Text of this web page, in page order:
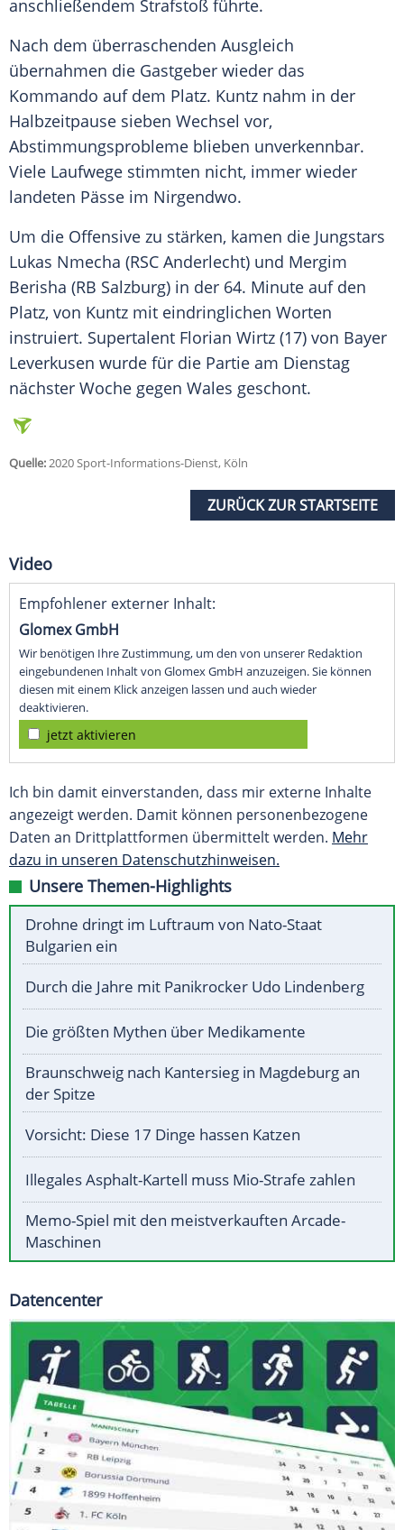
anschließendem Strafstoß führte.
Nach dem überraschenden Ausgleich
übernahmen die Gastgeber wieder das
Kommando auf dem Platz. Kuntz nahm in der
Halbzeitpause sieben Wechsel vor,
Abstimmungsprobleme blieben unverkennbar.
Viele Laufwege stimmten nicht, immer wieder
landeten Pässe im Nirgendwo.
Um die Offensive zu stärken, kamen die Jungstars
Lukas Nmecha (RSC Anderlecht) und Mergim
Berisha (RB Salzburg) in der 64. Minute auf den
Platz, von Kuntz mit eindringlichen Worten
instruiert. Supertalent Florian Wirtz (17) von Bayer
Leverkusen wurde für die Partie am Dienstag
nächster Woche gegen Wales geschont.
Quelle:2020 Sport-Informations-Dienst, Köln
ZURÜCK ZUR STARTSEITE
Video
Empfohlener externer Inhalt:
Glomex GmbH
Wir benötigen Ihre Zustimmung, um den von unserer Redaktion
eingebundenen Inhalt von Glomex GmbH anzuzeigen. Sie können
diesen mit einem Klick anzeigen lassen und auch wieder
deaktivieren.
jetzt aktivieren
Ich bin damit einverstanden, dass mir externe Inhalte
angezeigt werden. Damit können personenbezogene
Daten an Drittplattformen übermittelt werden. Mehr
dazu in unseren Datenschutzhinweisen.
Unsere Themen-Highlights
Drohne dringt im Luftraum von Nato-Staat
Bulgarien ein
Durch die Jahre mit Panikrocker Udo Lindenberg
Die größten Mythen über Medikamente
Braunschweig nach Kantersieg in Magdeburg an
der Spitze
Vorsicht: Diese 17 Dinge hassen Katzen
Illegales Asphalt-Kartell muss Mio-Strafe zahlen
Memo-Spiel mit den meistverkauften Arcade-
Maschinen
Datencenter